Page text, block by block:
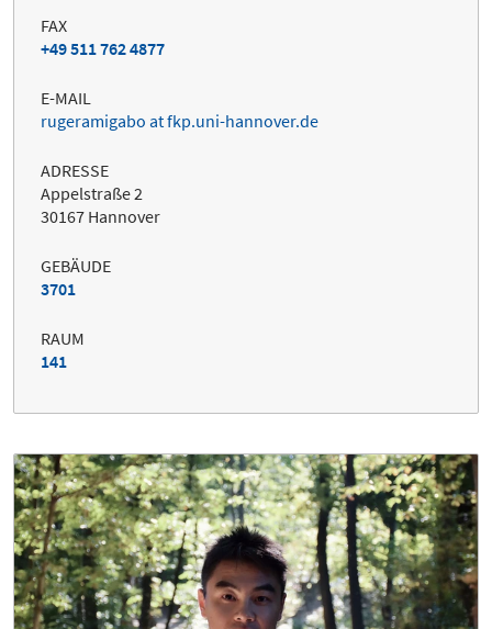
FAX
+49 511 762 4877
E-MAIL
rugeramigabo at fkp.uni-hannover.de
ADRESSE
Appelstraße 2
30167 Hannover
GEBÄUDE
3701
RAUM
141